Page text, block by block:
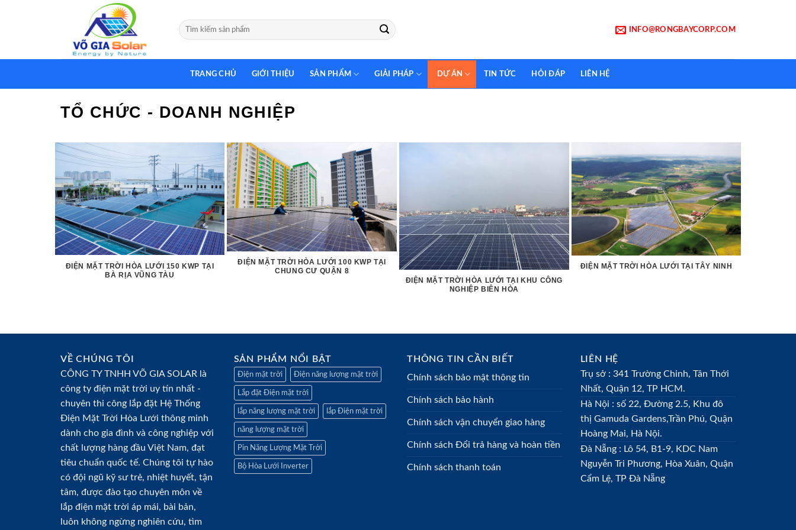
Tìm
kiếm:
INFO@RONGBAYCORP.COM
TRANG CHỦ GIỚI THIỆU SẢN PHẨM GIẢI PHÁP DỰ ÁN TIN TỨC HỎI ĐÁP LIÊN HỆ
TỔ CHỨC - DOANH NGHIỆP
ĐIỆN MẶT TRỜI HÒA LƯỚI 150 KWP TẠI
BÀ RỊA VŨNG TÀU
ĐIỆN MẶT TRỜI HÒA LƯỚI 100 KWP TẠI
CHUNG CƯ QUẬN 8
ĐIỆN MẶT TRỜI HÒA LƯỚI TẠI KHU CÔNG
NGHIỆP BIÊN HÒA
ĐIỆN MẶT TRỜI HÒA LƯỚI TẠI TÂY NINH
VỀ CHÚNG TÔI
CÔNG TY TNHH VÕ GIA SOLAR là
công ty điện mặt trời uy tín nhất -
chuyên thi công lắp đặt Hệ Thống
Điện Mặt Trời Hòa Lưới thông minh
dành cho gia đình và công nghiệp với
chất lượng hàng đầu Việt Nam, đạt
tiêu chuẩn quốc tế. Chúng tôi tự hào
có đội ngũ kỹ sư trẻ, nhiệt huyết, tận
tâm, được đào tạo chuyên môn về
lắp điện mặt trời áp mái, bài bản,
luôn không ngừng nghiên cứu, tìm
SẢN PHẨM NỔI BẬT
Điện mặt trời Điện năng lượng mặt trời
Lắp đặt Điện mặt trời
lắp năng lượng mặt trời lắp Điện mặt trời
năng lượng mặt trời
Pin Năng Lượng Mặt Trời
Bộ Hòa Lưới Inverter
THÔNG TIN CẦN BIẾT
Chính sách bảo mật thông tin
Chính sách bảo hành
Chính sách vận chuyển giao hàng
Chính sách Đổi trả hàng và hoàn tiền
Chính sách thanh toán
LIÊN HỆ
Trụ sở : 341 Trường Chinh, Tân Thới
Nhất, Quận 12, TP HCM.
Hà Nội : số 22, Đường 2.5, Khu đô
thị Gamuda Gardens,Trần Phú, Quận
Hoàng Mai, Hà Nội.
Đà Nẵng : Lô 54, B1-9, KDC Nam
Nguyễn Tri Phương, Hòa Xuân, Quận
Cẩm Lệ, TP Đà Nẵng